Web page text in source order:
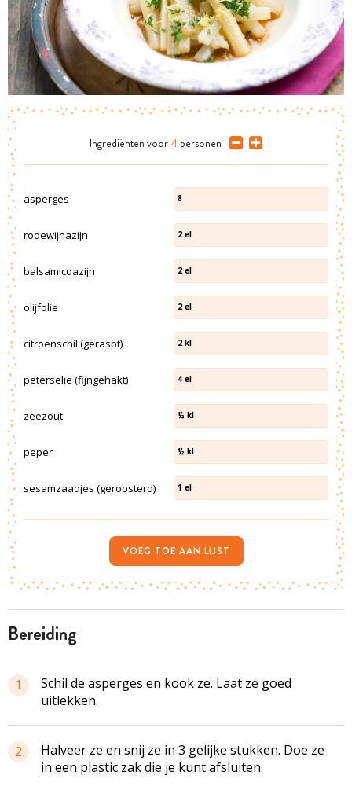
bereiding
1
Schil de asperges en kook ze. Laat ze goed
uitlekken.
2
Halveer ze en snij ze in 3 gelijke stukken. Doe ze
in een plastic zak die je kunt afsluiten.
Ingrediënten voor 4 personen
asperges 8
rodewijnazijn 2 el
balsamicoazijn 2 el
olijfolie 2 el
citroenschil (geraspt) 2 kl
peterselie (fijngehakt) 4 el
zeezout ½ kl
peper ½ kl
sesamzaadjes (geroosterd) 1 el
VOEG TOE AAN LIJST